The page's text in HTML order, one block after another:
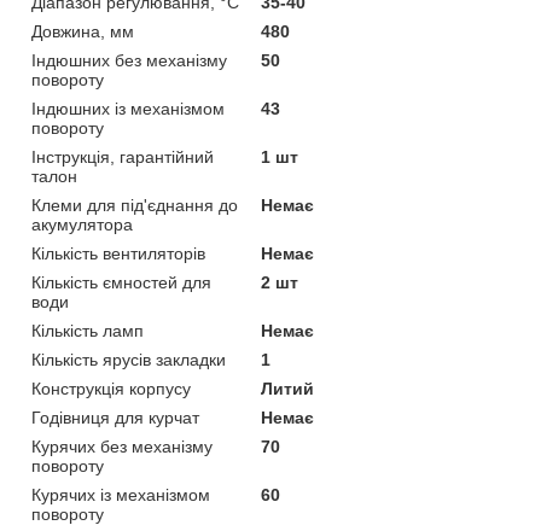
Довжина, мм
480
Індюшних без механізму
повороту
50
Індюшних із механізмом
повороту
43
Інструкція, гарантійний
талон
1 шт
Клеми для під'єднання до
акумулятора
Немає
Кількість вентиляторів
Немає
Кількість ємностей для
води
2 шт
Кількість ламп
Немає
Кількість ярусів закладки
1
Конструкція корпусу
Литий
Годівниця для курчат
Немає
Курячих без механізму
повороту
70
Курячих із механізмом
повороту
60